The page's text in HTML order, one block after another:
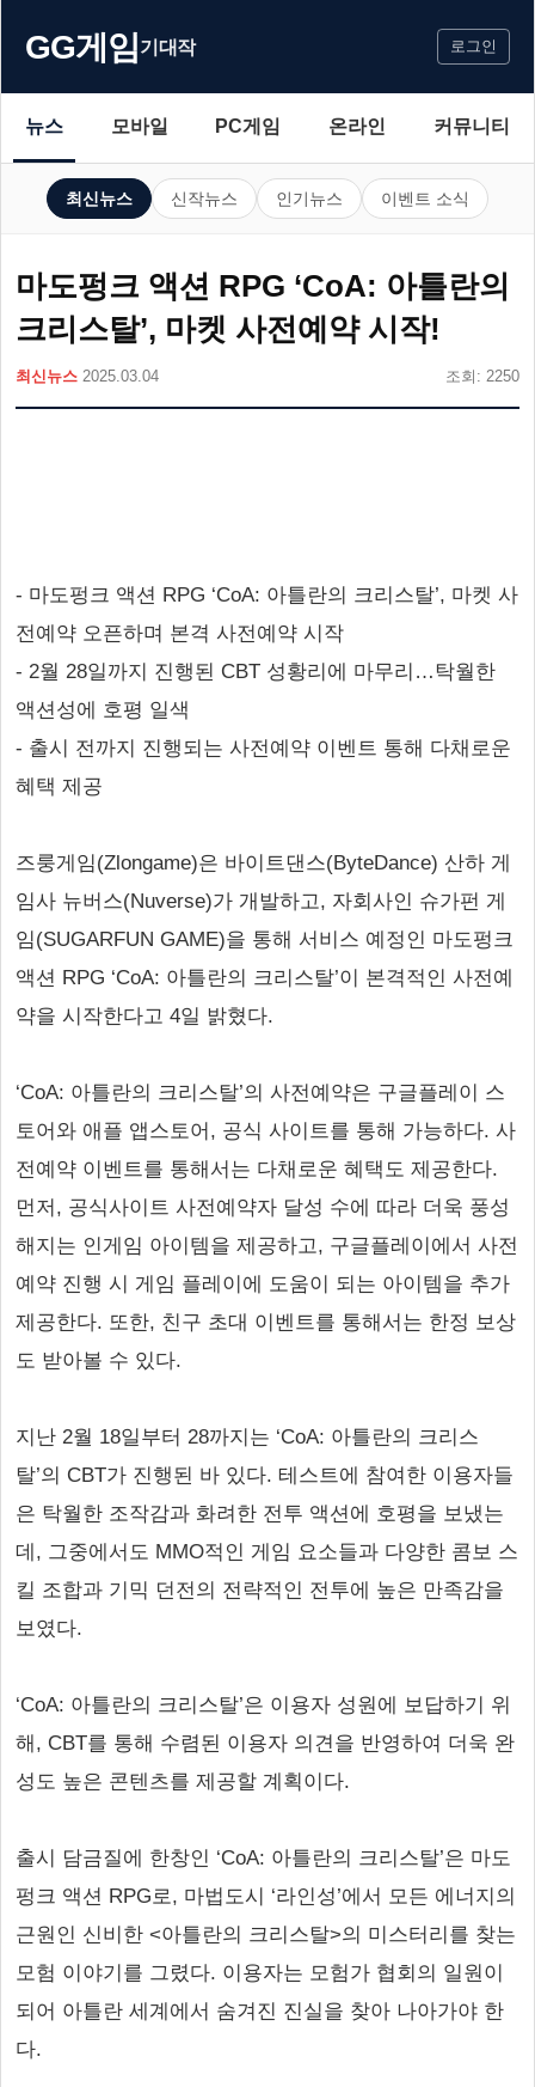
GG게임기대작 로그인
뉴스 모바일 PC게임 온라인 커뮤니티
최신뉴스 신작뉴스 인기뉴스 이벤트 소식
마도펑크 액션 RPG ‘CoA: 아틀란의
크리스탈’, 마켓 사전예약 시작!
최신뉴스 2025.03.04 조회: 2250
- 마도펑크 액션 RPG ‘CoA: 아틀란의 크리스탈’, 마켓 사
전예약 오픈하며 본격 사전예약 시작
- 2월 28일까지 진행된 CBT 성황리에 마무리…탁월한
액션성에 호평 일색
- 출시 전까지 진행되는 사전예약 이벤트 통해 다채로운
혜택 제공
즈룽게임(Zlongame)은 바이트댄스(ByteDance) 산하 게
임사 뉴버스(Nuverse)가 개발하고, 자회사인 슈가펀 게
임(SUGARFUN GAME)을 통해 서비스 예정인 마도펑크
액션 RPG ‘CoA: 아틀란의 크리스탈’이 본격적인 사전예
약을 시작한다고 4일 밝혔다.
‘CoA: 아틀란의 크리스탈’의 사전예약은 구글플레이 스
토어와 애플 앱스토어, 공식 사이트를 통해 가능하다. 사
전예약 이벤트를 통해서는 다채로운 혜택도 제공한다.
먼저, 공식사이트 사전예약자 달성 수에 따라 더욱 풍성
해지는 인게임 아이템을 제공하고, 구글플레이에서 사전
예약 진행 시 게임 플레이에 도움이 되는 아이템을 추가
제공한다. 또한, 친구 초대 이벤트를 통해서는 한정 보상
도 받아볼 수 있다.
지난 2월 18일부터 28까지는 ‘CoA: 아틀란의 크리스
탈’의 CBT가 진행된 바 있다. 테스트에 참여한 이용자들
은 탁월한 조작감과 화려한 전투 액션에 호평을 보냈는
데, 그중에서도 MMO적인 게임 요소들과 다양한 콤보 스
킬 조합과 기믹 던전의 전략적인 전투에 높은 만족감을
보였다.
‘CoA: 아틀란의 크리스탈’은 이용자 성원에 보답하기 위
해, CBT를 통해 수렴된 이용자 의견을 반영하여 더욱 완
성도 높은 콘텐츠를 제공할 계획이다.
출시 담금질에 한창인 ‘CoA: 아틀란의 크리스탈’은 마도
펑크 액션 RPG로, 마법도시 ‘라인성’에서 모든 에너지의
근원인 신비한 <아틀란의 크리스탈>의 미스터리를 찾는
모험 이야기를 그렸다. 이용자는 모험가 협회의 일원이
되어 아틀란 세계에서 숨겨진 진실을 찾아 나아가야 한
다.